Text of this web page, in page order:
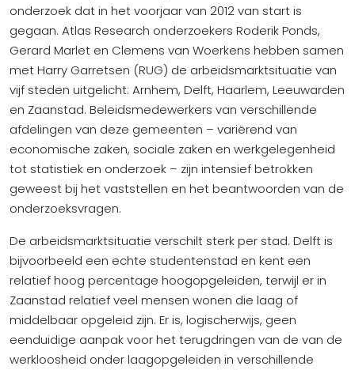
onderzoek dat in het voorjaar van 2012 van start is
gegaan. Atlas Research onderzoekers Roderik Ponds,
Gerard Marlet en Clemens van Woerkens hebben samen
met Harry Garretsen (RUG) de arbeidsmarktsituatie van
vijf steden uitgelicht: Arnhem, Delft, Haarlem, Leeuwarden
en Zaanstad. Beleidsmedewerkers van verschillende
afdelingen van deze gemeenten – variërend van
economische zaken, sociale zaken en werkgelegenheid
tot statistiek en onderzoek – zijn intensief betrokken
geweest bij het vaststellen en het beantwoorden van de
onderzoeksvragen.
De arbeidsmarktsituatie verschilt sterk per stad. Delft is
bijvoorbeeld een echte studentenstad en kent een
relatief hoog percentage hoogopgeleiden, terwijl er in
Zaanstad relatief veel mensen wonen die laag of
middelbaar opgeleid zijn. Er is, logischerwijs, geen
eenduidige aanpak voor het terugdringen van de van de
werkloosheid onder laagopgeleiden in verschillende